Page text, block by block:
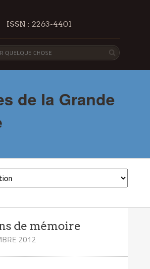
ISSN : 2263-4401
de la Grande
de mémoire
2012